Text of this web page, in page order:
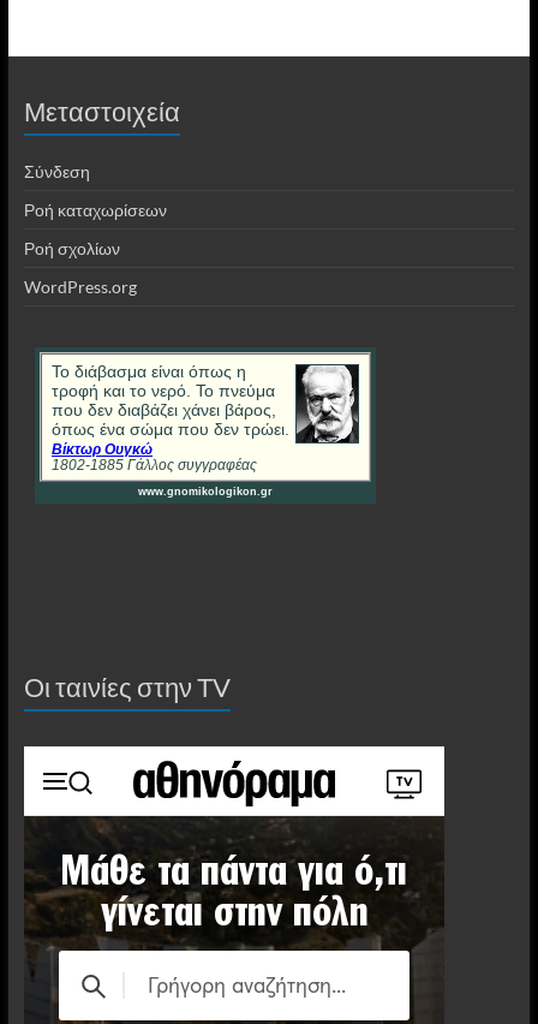
Μεταστοιχεία
Σύνδεση
Ροή καταχωρίσεων
Ροή σχολίων
WordPress.org
Οι ταινίες στην ΤV